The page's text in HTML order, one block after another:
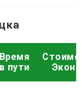
Время
в пути